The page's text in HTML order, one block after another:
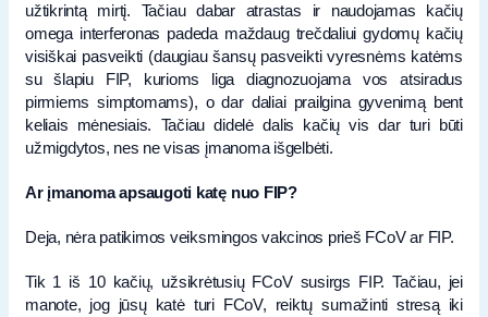
užtikrintą mirtį. Tačiau dabar atrastas ir naudojamas kačių
omega interferonas padeda maždaug trečdaliui gydomų kačių
visiškai pasveikti (daugiau šansų pasveikti vyresnėms katėms
su šlapiu FIP, kurioms liga diagnozuojama vos atsiradus
pirmiems simptomams), o dar daliai prailgina gyvenimą bent
keliais mėnesiais. Tačiau didelė dalis kačių vis dar turi būti
užmigdytos, nes ne visas įmanoma išgelbėti.
Ar įmanoma apsaugoti katę nuo FIP?
Deja, nėra patikimos veiksmingos vakcinos prieš FCoV ar FIP.
Tik 1 iš 10 kačių, užsikrėtusių FCoV susirgs FIP. Tačiau, jei
manote, jog jūsų katė turi FCoV, reiktų sumažinti stresą iki